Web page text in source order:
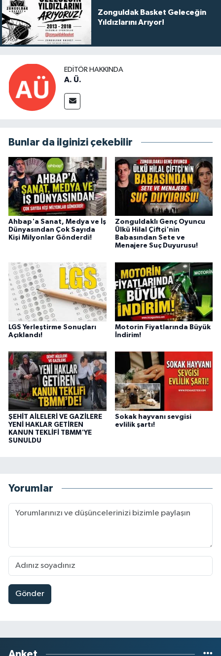
Zonguldak Basket Geleceğin
Yıldızlarını Arıyor!
EDITÖR HAKKINDA
A. Ü.
Bunlar da ilginizi çekebilir
Ahbap'a Sanat, Medya ve İş
Dünyasından Çok Sayıda
Kişi Milyonlar Gönderdi!
Zonguldaklı Genç Oyuncu
Ülkü Hilal Çiftçi'nin
Babasından Sete ve
Menajere Suç Duyurusu!
LGS Yerleştirme Sonuçları
Açıklandı!
Motorin Fiyatlarında Büyük
İndirim!
ŞEHİT AİLELERİ VE GAZİLERE
YENİ HAKLAR GETİREN
KANUN TEKLİFİ TBMM'YE
SUNULDU
Sokak hayvanı sevgisi
evlilik şartı!
Yorumlar
Gönder